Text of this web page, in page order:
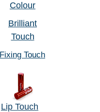
Colour
Brilliant
Touch
Fixing Touch
Lip Touch